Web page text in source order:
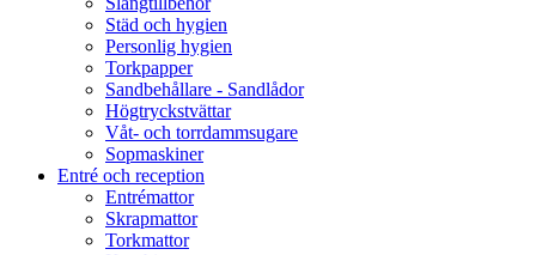
Städ och hygien
Personlig hygien
Torkpapper
Sandbehållare - Sandlådor
Högtryckstvättar
Våt- och torrdammsugare
Sopmaskiner
Entré och reception
Entrémattor
Skrapmattor
Torkmattor